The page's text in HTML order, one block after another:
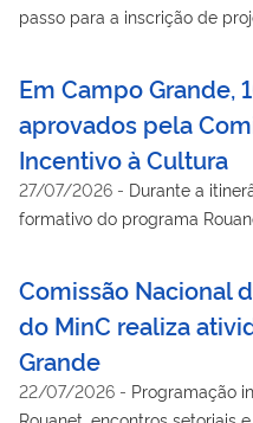
passo para a inscrição de
Em Campo Grande,
aprovados pela
Incentivo à Cultura
27/07/2026 - Durante a
formativo do programa
Comissão Nacional
do MinC realiza
Grande
22/07/2026 - Programação